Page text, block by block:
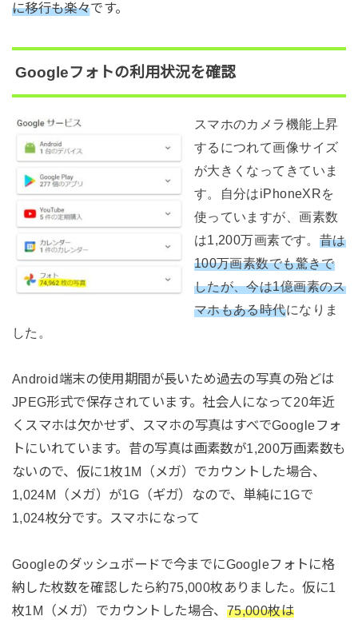
に移行も楽々です。
Googleフォトの利用状況を確認
スマホのカメラ機能上昇
するにつれて画像サイズ
が大きくなってきていま
す。自分はiPhoneXRを
使っていますが、画素数
は1,200万画素です。 昔は
100万画素数でも驚きで
したが、今は1億画素のス
マホもある時代になりま
した。
Android端末の使用期間が長いため過去の写真の殆どは
JPEG形式で保存されています。社会人になって20年近
くスマホは欠かせず、スマホの写真はすべでGoogleフォ
トにいれています。昔の写真は画素数が1,200万画素数も
ないので、仮に1枚1M（メガ）でカウントした場合、
1,024M（メガ）が1G（ギガ）なので、単純に1Gで
1,024枚分です。スマホになって
Googleのダッシュボードで今までにGoogleフォトに格
納した枚数を確認したら約75,000枚ありました。仮に1
枚1M（メガ）でカウントした場合、 75,000枚は